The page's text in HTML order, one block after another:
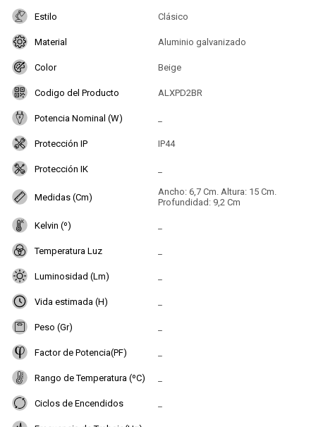
Estilo Clásico
Material Aluminio galvanizado
Color Beige
Codigo del Producto ALXPD2BR
Potencia Nominal (W)
Protección IP IP44
Protección IK
Medidas (Cm)
Ancho: 6,7 Cm. Altura: 15 Cm.
Profundidad: 9,2 Cm
Kelvin (º)
Temperatura Luz
Luminosidad (Lm)
Vida estimada (H)
Peso (Gr)
Factor de Potencia(PF)
Rango de Temperatura (ºC)
Ciclos de Encendidos